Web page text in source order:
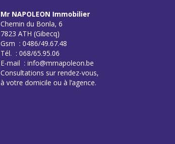
Mr NAPOLEON Immobilier
Chemin du Bonla, 6
7823 ATH (Gibecq)
Gsm : 0486/49.67.48
Tél. : 068/65.95.06
E-mail : info@mrnapoleon.be
Consultations sur rendez-vous,
à votre domicile ou à l’agence.